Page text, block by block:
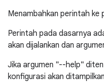
Menambahkan perintah ke
Perintah pada dasarnya
akan dijalankan dan
Jika argumen "--help"
konfigurasi akan